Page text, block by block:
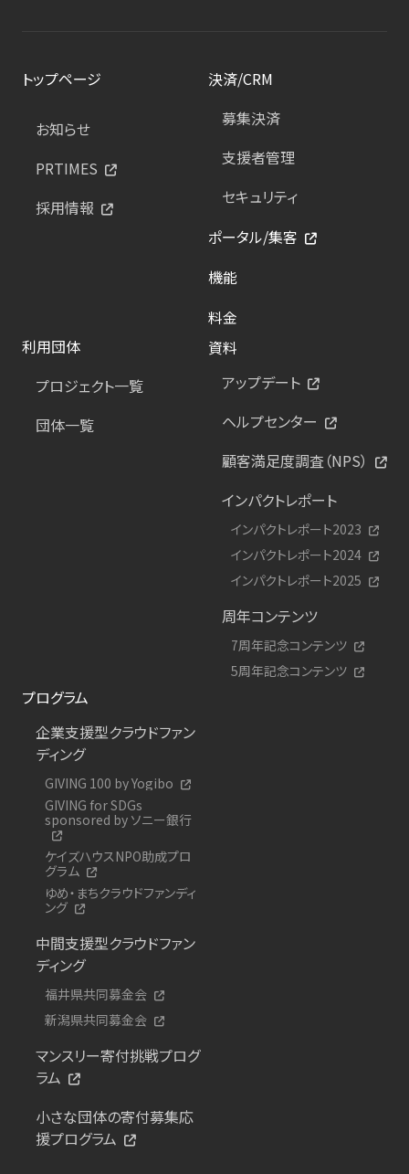
トップページ
お知らせ
PRTIMES
採用情報
決済/CRM
募集決済
支援者管理
セキュリティ
ポータル/集客
機能
料金
利用団体
プロジェクト一覧
団体一覧
資料
アップデート
ヘルプセンター
顧客満足度調査（NPS）
インパクトレポート
インパクトレポート2023
インパクトレポート2024
インパクトレポート2025
周年コンテンツ
7周年記念コンテンツ
5周年記念コンテンツ
プログラム
企業支援型クラウドファン
ディング
GIVING 100 by Yogibo
GIVING for SDGs
sponsored by ソニー銀行
ケイズハウスNPO助成プロ
グラム
ゆめ・まちクラウドファンディ
ング
中間支援型クラウドファン
ディング
福井県共同募金会
新潟県共同募金会
マンスリー寄付挑戦プログ
ラム
小さな団体の寄付募集応
援プログラム